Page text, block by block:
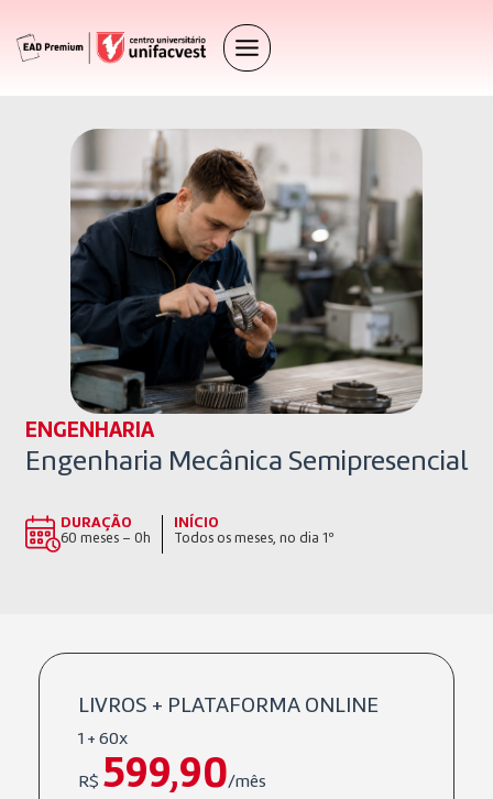
ENGENHARIA
Engenharia Mecânica Semipresencial
DURAÇÃO
60 meses – 0h
INÍCIO
Todos os meses, no dia 1º
LIVROS + PLATAFORMA ONLINE
1 + 60x
R$ 599,90/mês